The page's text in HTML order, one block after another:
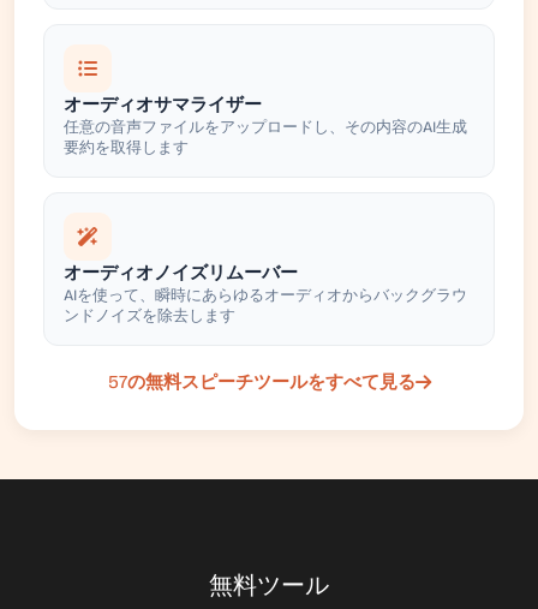
オーディオサマライザー
任意の音声ファイルをアップロードし、その内容のAI生成
要約を取得します
オーディオノイズリムーバー
AIを使って、瞬時にあらゆるオーディオからバックグラウ
ンドノイズを除去します
57の無料スピーチツールをすべて見る
無料ツール